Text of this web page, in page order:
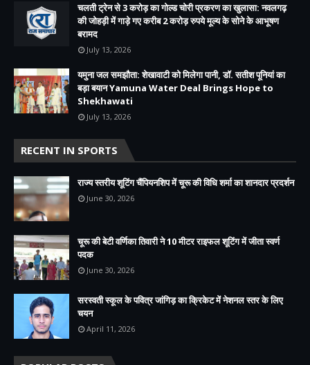
चलती ट्रेन से 3 करोड़ का गोल्ड चोरी प्रकरण का खुलासा: नवलगढ़
की जोहड़ी में गाड़े गए करीब 2 करोड़ रुपये मूल्य के सोने के आभूषण
बरामद
July 13, 2026
यमुना जल समझौता: शेखावाटी को मिलेगा पानी, डॉ. सतीश पूनियां का
बड़ा बयान Yamuna Water Deal Brings Hope to
Shekhawati
July 13, 2026
RECENT IN SPORTS
राज्य स्तरीय शूटिंग चैंपियनशिप में चूरू की विधि शर्मा का शानदार प्रदर्शन
June 30, 2026
चूरू की बेटी वर्णिका तिवारी ने 10 मीटर राइफल शूटिंग में जीता स्वर्ण
पदक
June 30, 2026
सरस्वती स्कूल के पवित्र जांगिड़ का क्रिकेट में नेशनल स्तर के लिए
चयन
April 11, 2026